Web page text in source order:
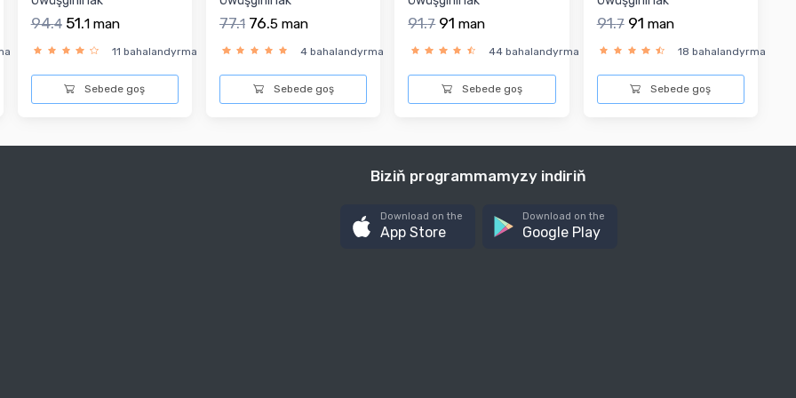
94.4 51.1 man
11 bahalandyrma
Sebede goş
77.1 76.5 man
4 bahalandyrma
Sebede goş
91.7 91man
44 bahalandyrma
Sebede goş
91.7 91 man
18 bahalandyrma
Sebede goş
Biziň programmamyzy indiriň
Download on the
App Store
Download on the
Google Play